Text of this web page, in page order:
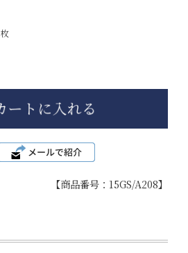
枚
【商品番号：15GS/A208】